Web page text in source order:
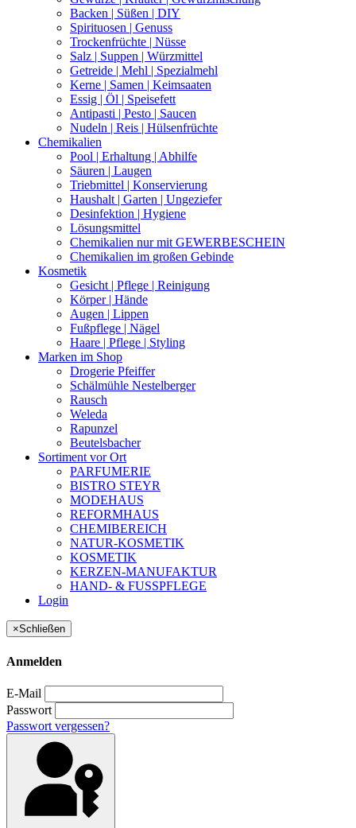
Backen | Süßen | DIY
Spirituosen | Genuss
Trockenfrüchte | Nüsse
Salz | Suppen | Würzmittel
Getreide | Mehl | Spezialmehl
Kerne | Samen | Keimsaaten
Essig | Öl | Speisefett
Antipasti | Pesto | Saucen
Nudeln | Reis | Hülsenfrüchte
Chemikalien
Pool | Erhaltung | Abhilfe
Säuren | Laugen
Triebmittel | Konservierung
Haushalt | Garten | Ungeziefer
Desinfektion | Hygiene
Lösungsmittel
Chemikalien nur mit GEWERBESCHEIN
Chemikalien im großen Gebinde
Kosmetik
Gesicht | Pflege | Reinigung
Körper | Hände
Augen | Lippen
Fußpflege | Nägel
Haare | Pflege | Styling
Marken im Shop
Drogerie Pfeiffer
Schälmühle Nestelberger
Rausch
Weleda
Rapunzel
Beutelsbacher
Sortiment vor Ort
PARFUMERIE
BISTRO STEYR
MODEHAUS
REFORMHAUS
CHEMIBEREICH
NATUR-KOSMETIK
KOSMETIK
KERZEN-MANUFAKTUR
HAND- & FUSSPFLEGE
Login
×Schließen
Anmelden
E-Mail
Passwort
Passwort vergessen?